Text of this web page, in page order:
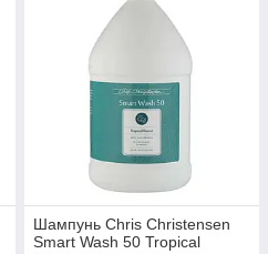
Шампунь Chris Christensen
Smart Wash 50 Tropical